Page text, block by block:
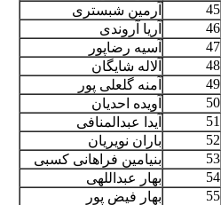
45
آرمین شبستری
46
آریا آروندی
47
آسیه رضاپور
48
آلاله شایگان
49
آمنه گلعلی پور
50
آویده احدیان
51
آیدا عبدالمنافی
52
باران نویریان
53
بنیامین فراهانی کسبی
54
بهار عبداللهی
55
بهار فیض پور